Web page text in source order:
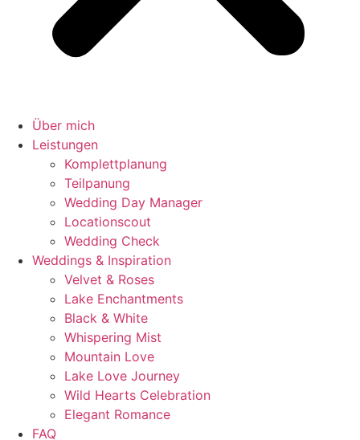
Über mich
Leistungen
Komplettplanung
Teilpanung
Wedding Day Manager
Locationscout
Wedding Check
Weddings & Inspiration
Velvet & Roses
Lake Enchantments
Black & White
Whispering Mist
Mountain Love
Lake Love Journey
Wild Hearts Celebration
Elegant Romance
FAQ